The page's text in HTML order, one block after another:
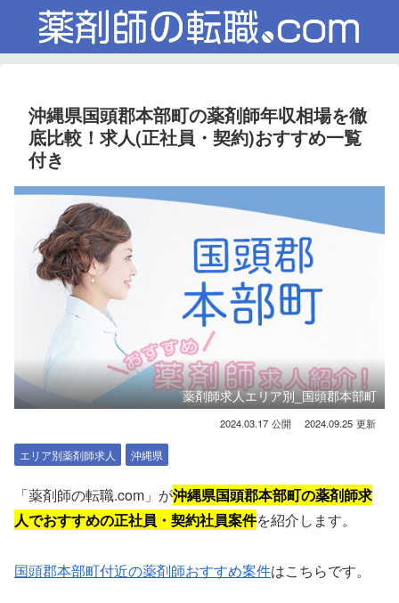
沖縄県国頭郡本部町の薬剤師年収相場を徹
底比較！求人(正社員・契約)おすすめ一覧
付き
薬剤師求人エリア別_国頭郡本部町
2024.03.17 2024.09.25
エリア別薬剤師求人 沖縄県
「薬剤師の転職.com」が沖縄県国頭郡本部町の薬剤師求
人でおすすめの正社員・契約社員案件を紹介します。
国頭郡本部町付近の薬剤師おすすめ案件はこちらです。